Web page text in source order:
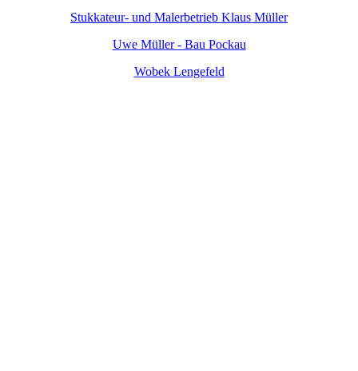
Stukkateur- und Malerbetrieb Klaus Müller
Uwe Müller - Bau Pockau
Wobek Lengefeld